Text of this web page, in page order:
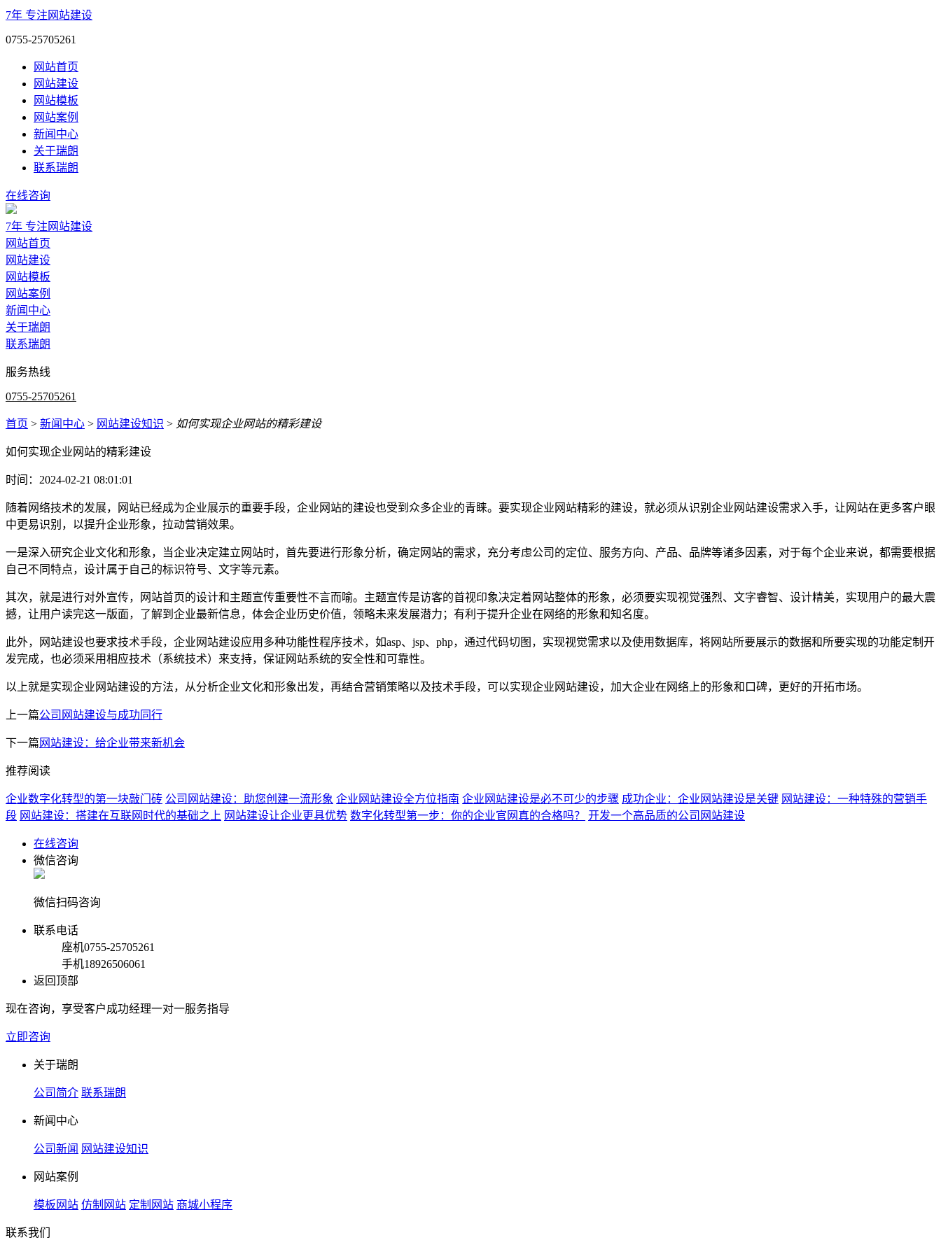
7年 专注网站建设
0755-25705261
网站首页
网站建设
网站模板
网站案例
新闻中心
关于瑞朗
联系瑞朗
在线咨询
7年 专注网站建设
网站首页
网站建设
网站模板
网站案例
新闻中心
关于瑞朗
联系瑞朗
服务热线
0755-25705261
首页 > 新闻中心 > 网站建设知识 > 如何实现企业网站的精彩建设
如何实现企业网站的精彩建设
时间：2024-02-21 08:01:01
随着网络技术的发展，网站已经成为企业展示的重要手段，企业网站的建设也受到众多企业的青睐。要实现企业网站精彩的建设，就必须从识别企业网站建设需求入手，让网站在更多客户眼
中更易识别，以提升企业形象，拉动营销效果。
一是深入研究企业文化和形象，当企业决定建立网站时，首先要进行形象分析，确定网站的需求，充分考虑公司的定位、服务方向、产品、品牌等诸多因素，对于每个企业来说，都需要根据
自己不同特点，设计属于自己的标识符号、文字等元素。
其次，就是进行对外宣传，网站首页的设计和主题宣传重要性不言而喻。主题宣传是访客的首视印象决定着网站整体的形象，必须要实现视觉强烈、文字睿智、设计精美，实现用户的最大震
撼，让用户读完这一版面，了解到企业最新信息，体会企业历史价值，领略未来发展潜力；有利于提升企业在网络的形象和知名度。
此外，网站建设也要求技术手段，企业网站建设应用多种功能性程序技术，如asp、jsp、php，通过代码切图，实现视觉需求以及使用数据库，将网站所要展示的数据和所要实现的功能定制开
发完成，也必须采用相应技术（系统技术）来支持，保证网站系统的安全性和可靠性。
以上就是实现企业网站建设的方法，从分析企业文化和形象出发，再结合营销策略以及技术手段，可以实现企业网站建设，加大企业在网络上的形象和口碑，更好的开拓市场。
上一篇公司网站建设与成功同行
下一篇 网站建设：给企业带来新机会
推荐阅读
企业数字化转型的第一块敲门砖 公司网站建设：助您创建一流形象 企业网站建设全方位指南 企业网站建设是必不可少的步骤 成功企业：企业网站建设是关键 网站建设：一种特殊的营销手
段 网站建设：搭建在互联网时代的基础之上 网站建设让企业更具优势 数字化转型第一步：你的企业官网真的合格吗？ 开发一个高品质的公司网站建设
在线咨询
微信咨询
微信扫码咨询
联系电话
座机0755-25705261
手机18926506061
返回顶部
现在咨询，享受客户成功经理一对一服务指导
立即咨询
关于瑞朗
公司简介 联系瑞朗
新闻中心
公司新闻 网站建设知识
网站案例
模板网站 仿制网站 定制网站 商城小程序
联系我们